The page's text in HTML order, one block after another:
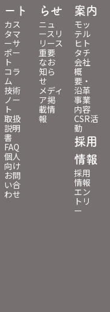
ート
カス
タマ
ーサ
ポー
ト
コラ
ム
技術
ノー
ト
取扱
説明
書
FAQ
個人
向け
お問
い合
わせ
らせ
ニュ
ースリ
リース
重要
なお
知ら
せ
メディ
ア掲
載情
報
案内
モッ
テル
ヒト
タチ
会社
概
要・
沿革
事業
内容
CSR活
動
採用
情報
採用
情報
エン
トリ
ー